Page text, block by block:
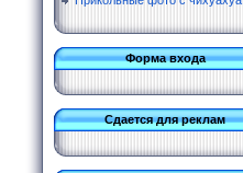
Форма входа
Сдается для реклам